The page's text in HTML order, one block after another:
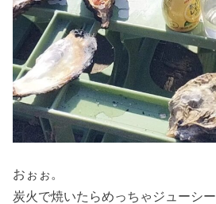
おぉぉ。
炭火で焼いたらめっちゃジューシー